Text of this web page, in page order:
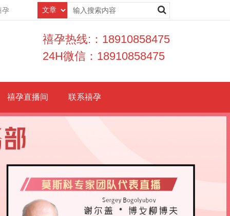
孕
禧孕热线:：18910858475
24H微信：18910858475
禧孕直播间 联系禧孕